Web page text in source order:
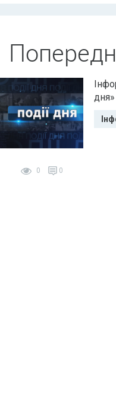
0 0